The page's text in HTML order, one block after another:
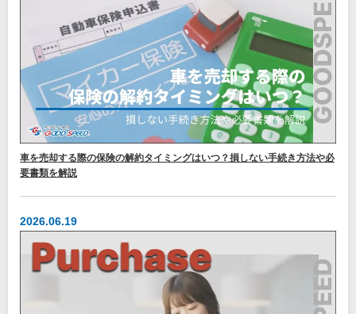
車を売却する際の保険の解約タイミングはいつ？損しない手続き方法や必
要書類を解説
2026.06.19